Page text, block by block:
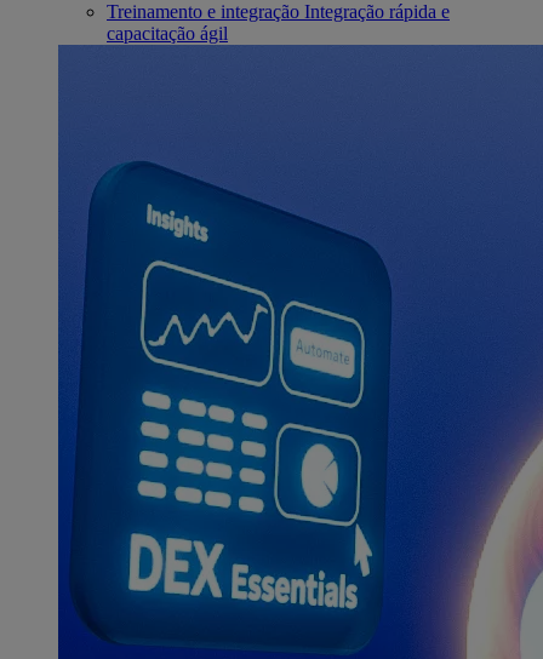
Treinamento e integração Integração rápida e
capacitação ágil